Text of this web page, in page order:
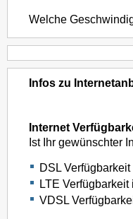
Welche
Infos zu
Internet
Ist Ihr gewünschter
DSL
LTE Verfügbarkeit
VDSL